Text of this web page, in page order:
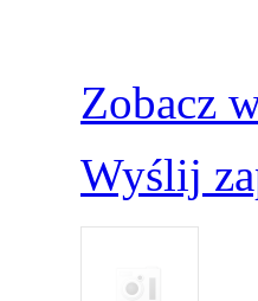
Zobacz
Wyślij